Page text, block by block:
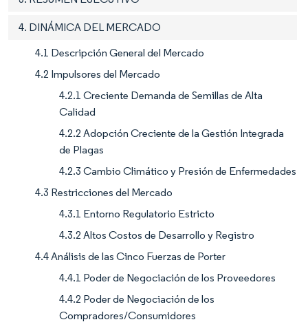
4. DINÁMICA DEL MERCADO
4.1 Descripción General del Mercado
4.2 Impulsores del Mercado
4.2.1 Creciente Demanda de Semillas de Alta
Calidad
4.2.2 Adopción Creciente de la Gestión Integrada
de Plagas
4.2.3 Cambio Climático y Presión de Enfermedades
4.3 Restricciones del Mercado
4.3.1 Entorno Regulatorio Estricto
4.3.2 Altos Costos de Desarrollo y Registro
4.4 Análisis de las Cinco Fuerzas de Porter
4.4.1 Poder de Negociación de los Proveedores
4.4.2 Poder de Negociación de los
Compradores/Consumidores